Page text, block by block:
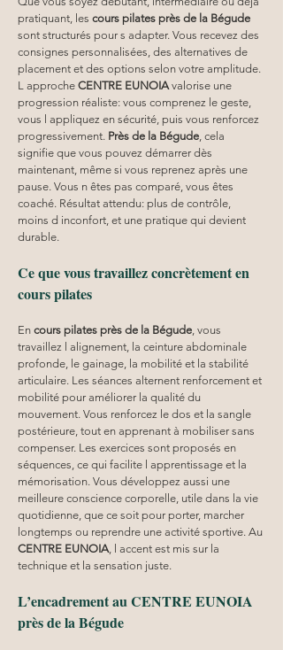
pratiquant, les cours pilates près de la Bégude
sont structurés pour s adapter. Vous recevez des
consignes personnalisées, des alternatives de
placement et des options selon votre amplitude.
L approche CENTRE EUNOIA valorise une
progression réaliste: vous comprenez le geste,
vous l appliquez en sécurité, puis vous renforcez
progressivement. Près de la Bégude , cela
signifie que vous pouvez démarrer dès
maintenant, même si vous reprenez après une
pause. Vous n êtes pas comparé, vous êtes
coaché. Résultat attendu: plus de contrôle,
moins d inconfort, et une pratique qui devient
durable.
Ce que vous travaillez concrètement en
cours pilates
En cours pilates près de la Bégude , vous
travaillez l alignement, la ceinture abdominale
profonde, le gainage, la mobilité et la stabilité
articulaire. Les séances alternent renforcement et
mobilité pour améliorer la qualité du
mouvement. Vous renforcez le dos et la sangle
postérieure, tout en apprenant à mobiliser sans
compenser. Les exercices sont proposés en
séquences, ce qui facilite l apprentissage et la
mémorisation. Vous développez aussi une
meilleure conscience corporelle, utile dans la vie
quotidienne, que ce soit pour porter, marcher
longtemps ou reprendre une activité sportive. Au
CENTRE EUNOIA , l accent est mis sur la
technique et la sensation juste.
L’encadrement au CENTRE EUNOIA
près de la Bégude